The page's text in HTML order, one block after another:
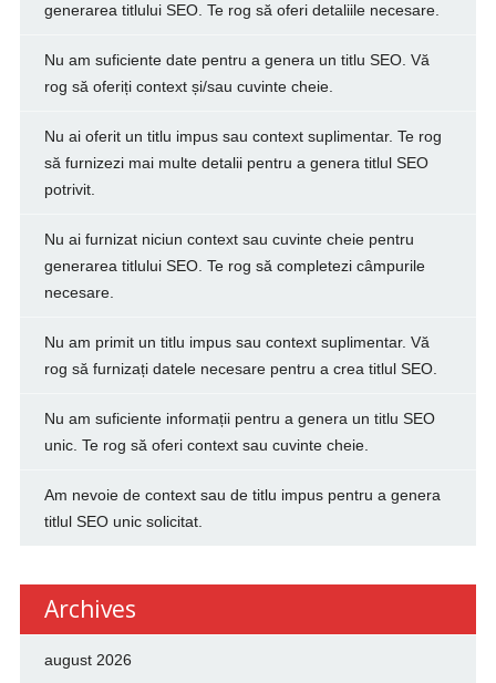
generarea titlului SEO. Te rog să oferi detaliile necesare.
Nu am suficiente date pentru a genera un titlu SEO. Vă
rog să oferiți context și/sau cuvinte cheie.
Nu ai oferit un titlu impus sau context suplimentar. Te rog
să furnizezi mai multe detalii pentru a genera titlul SEO
potrivit.
Nu ai furnizat niciun context sau cuvinte cheie pentru
generarea titlului SEO. Te rog să completezi câmpurile
necesare.
Nu am primit un titlu impus sau context suplimentar. Vă
rog să furnizați datele necesare pentru a crea titlul SEO.
Nu am suficiente informații pentru a genera un titlu SEO
unic. Te rog să oferi context sau cuvinte cheie.
Am nevoie de context sau de titlu impus pentru a genera
titlul SEO unic solicitat.
Archives
august 2026